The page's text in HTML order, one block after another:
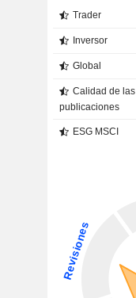
Trader
Inversor
Global
Calidad de las
publicaciones
ESG MSCI